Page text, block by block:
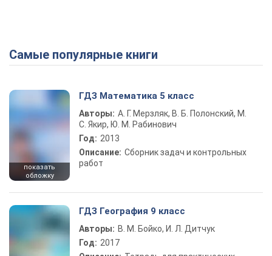
Самые популярные книги
показать
обложку
ГДЗ Математика 5 класс
Авторы: А. Г. Мерзляк, В. Б. Полонский, М.
С. Якир, Ю. М. Рабинович
Год: 2013
Описание: Сборник задач и контрольных
работ
ГДЗ География 9 класс
Авторы: В. М. Бойко, И. Л. Дитчук
Год: 2017